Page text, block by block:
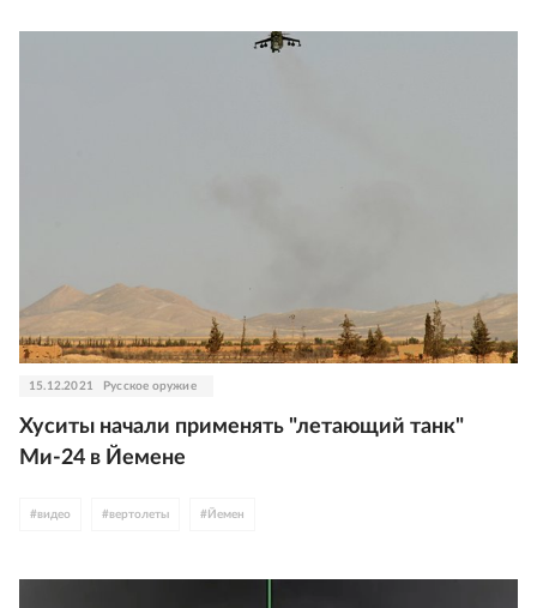
15.12.2021 Русское оружие
Хуситы начали применять "летающий танк"
Ми-24 в Йемене
#видео #вертолеты # Йемен